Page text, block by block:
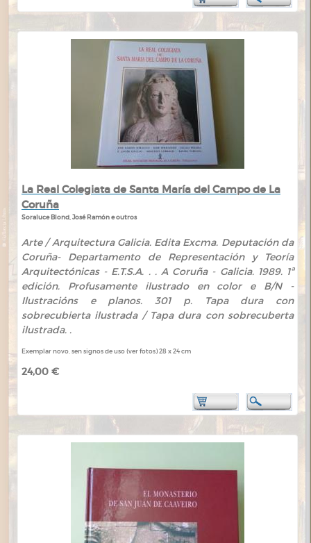
La Real Colegiata de Santa María del Campo de La
Coruña
Soraluce Blond, José Ramón e outros
Arte / Arquitectura Galicia. Edita Excma. Deputación da
Coruña- Departamento de Representación y Teoría
Arquitectónicas - E.T.S.A. . . A Coruña - Galicia. 1989. 1ª
edición. Profusamente ilustrado en color e B/N -
Ilustracións e planos. 301 p. Tapa dura con
sobrecubierta ilustrada / Tapa dura con sobrecuberta
ilustrada. .
Exemplar novo, sen signos de uso (ver fotos) 28 x 24 cm
24,00 €